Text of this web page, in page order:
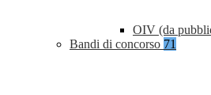
OIV (da
Bandi di concorso 71